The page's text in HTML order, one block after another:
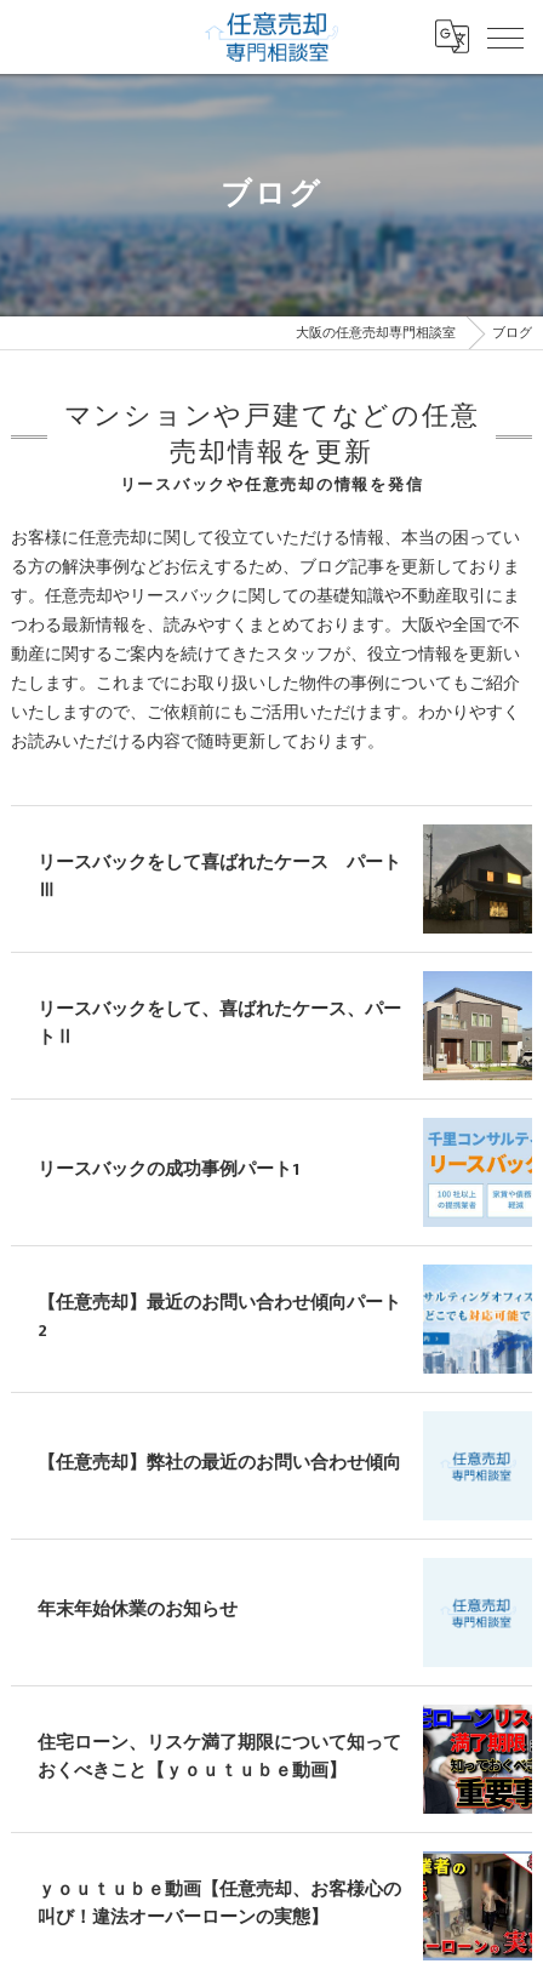
ブログ
大阪の任意売却専門相談室 ブログ
マンションや戸建てなどの任意
売却情報を更新
リースバックや任意売却の情報を発信
お客様に任意売却に関して役立ていただける情報、本当の困ってい
る方の解決事例などお伝えするため、ブログ記事を更新しておりま
す。任意売却やリースバックに関しての基礎知識や不動産取引にま
つわる最新情報を、読みやすくまとめております。大阪や全国で不
動産に関するご案内を続けてきたスタッフが、役立つ情報を更新い
たします。これまでにお取り扱いした物件の事例についてもご紹介
いたしますので、ご依頼前にもご活用いただけます。わかりやすく
お読みいただける内容で随時更新しております。
リースバックをして喜ばれたケース パート
Ⅲ
リースバックをして、喜ばれたケース、パー
トⅡ
リースバックの成功事例パート1
【任意売却】最近のお問い合わせ傾向パート
2
【任意売却】弊社の最近のお問い合わせ傾向
年末年始休業のお知らせ
住宅ローン、リスケ満了期限について知って
おくべきこと【ｙｏｕｔｕｂｅ動画】
ｙｏｕｔｕｂｅ動画【任意売却、お客様心の
叫び！違法オーバーローンの実態】